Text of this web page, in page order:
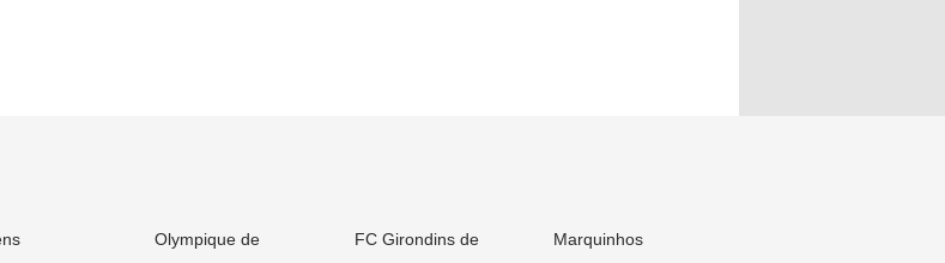
Olympique de FC Girondins de Marquinhos